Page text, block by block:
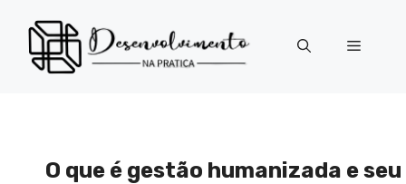
para
conteúdo
Menu
O que é gestão humanizada e seu